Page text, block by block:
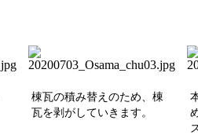
棟瓦の積み替えのため、棟
瓦を剥がしていきます。